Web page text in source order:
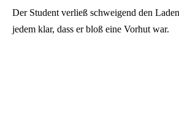
Der Student verließ schweigend den
jedem klar, dass er bloß eine Vorhut war.